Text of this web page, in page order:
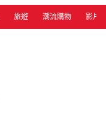
旅遊 潮流購物 影片